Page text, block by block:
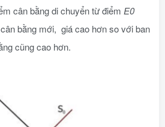
cân bằng di chuyển từ điểm E0
bằng mới, giá cao hơn so với ban
cũng cao hơn.